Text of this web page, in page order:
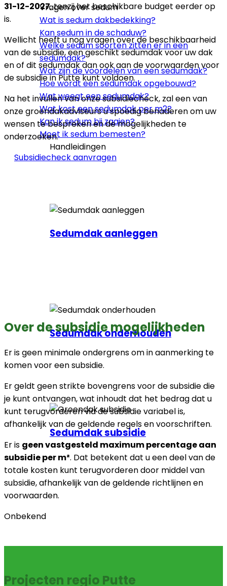
Vragen over sedum
Wat is sedum dakbedekking?
Kan sedum in de schaduw?
Welke sedum soorten zitten er in een
sedumdak?
Wat zijn de voordelen van een sedumdak?
Hoe wordt een sedumdak opgebouwd?
Wat weegt een sedumdak?
Wat kost een sedumdak per m2?
Kan ik sedum bij zaaien?
Moet ik sedum bemesten?
Handleidingen
Sedumdak aanleggen
Sedumdak onderhouden
Sedumdak subsidie
31-12-2027, tenzij het beschikbare budget eerder op
is.
Wellicht heeft u nog vragen over de beschikbaarheid
van de subsidie, een geschikt sedumdak voor uw dak
en of dit sedumdak dan ook aan de voorwaarden voor
de subsidie in Putte kunt voldoen.
Na het invullen van onze subsidiecheck, zal een van
onze groendakadviseurs u spoedig benaderen om uw
wensen te bespreken en de mogelijkheden te
onderzoeken.
Subsidiecheck aanvragen
Over de subsidie mogelijkheden
Er is geen minimale ondergrens om in aanmerking te
komen voor een subsidie.
Er geldt geen strikte bovengrens voor de subsidie die
je kunt ontvangen, wat inhoudt dat het bedrag dat u
kunt terugvorderen via de subsidie variabel is,
afhankelijk van de geldende regels en voorschriften.
Er is geen vastgesteld maximum percentage aan
subsidie per m². Dat betekent dat u een deel van de
totale kosten kunt terugvorderen door middel van
subsidie, afhankelijk van de geldende richtlijnen en
voorwaarden.
Onbekend
Projecten regio Putte